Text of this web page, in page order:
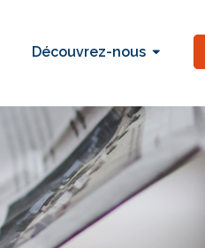
Découvrez-nous